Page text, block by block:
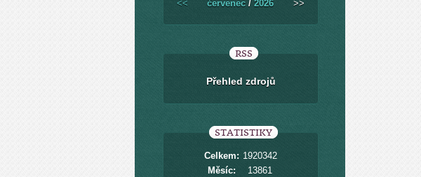
<< červenec / 2026 >>
RSS
Přehled zdrojů
STATISTIKY
Celkem: 1920342
Měsíc:
13861